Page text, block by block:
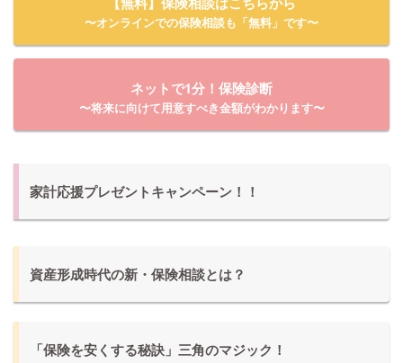
〜オンラインでの保険相談も「無料」です〜
ネットで1分！保険診断
〜将来に向けて用意すべき金額がわかります〜
家計応援プレゼントキャンペーン！！
資産形成時代の新・保険相談とは？
「保険を安くする秘訣」三角のマジック！